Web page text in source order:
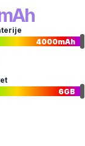
4000mAh
6GB